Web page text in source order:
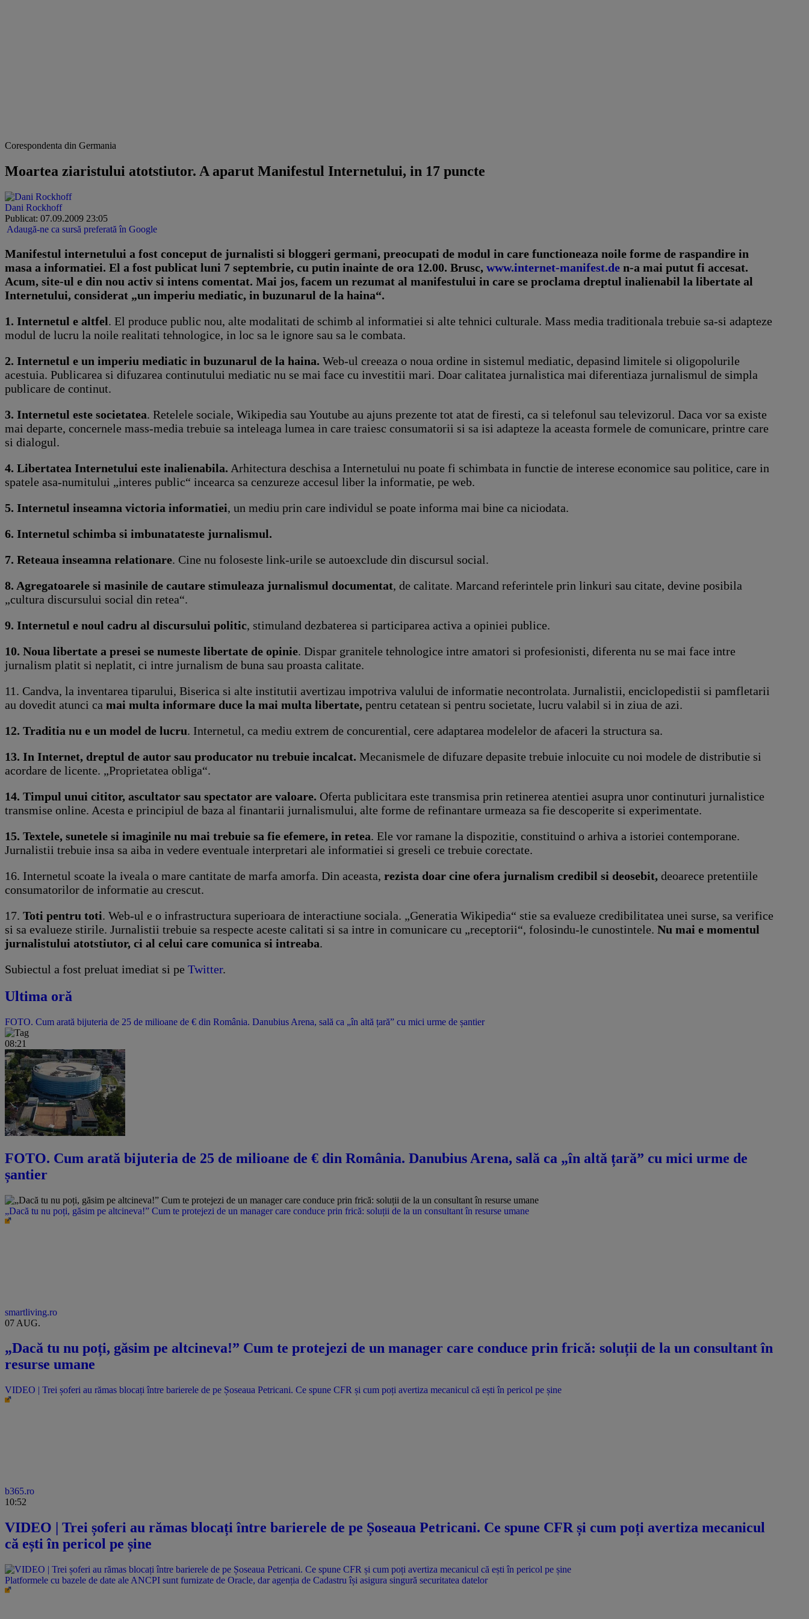
Corespondenta din Germania
Moartea ziaristului atotstiutor. A aparut Manifestul Internetului, in 17 puncte
Dani Rockhoff
Publicat: 07.09.2009 23:05
Adaugă-ne ca sursă preferată în Google
Manifestul internetului a fost conceput de jurnalisti si bloggeri germani, preocupati de modul in care functioneaza noile forme de raspandire in
masa a informatiei. El a fost publicat luni 7 septembrie, cu putin inainte de ora 12.00. Brusc, www.internet-manifest.de n-a mai putut fi accesat.
Acum, site-ul e din nou activ si intens comentat. Mai jos, facem un rezumat al manifestului in care se proclama dreptul inalienabil la libertate al
Internetului, considerat „un imperiu mediatic, in buzunarul de la haina“.
1. Internetul e altfel. El produce public nou, alte modalitati de schimb al informatiei si alte tehnici culturale. Mass media traditionala trebuie sa-si adapteze
modul de lucru la noile realitati tehnologice, in loc sa le ignore sau sa le combata.
2. Internetul e un imperiu mediatic in buzunarul de la haina. Web-ul creeaza o noua ordine in sistemul mediatic, depasind limitele si oligopolurile
acestuia. Publicarea si difuzarea continutului mediatic nu se mai face cu investitii mari. Doar calitatea jurnalistica mai diferentiaza jurnalismul de simpla
publicare de continut.
3. Internetul este societatea. Retelele sociale, Wikipedia sau Youtube au ajuns prezente tot atat de firesti, ca si telefonul sau televizorul. Daca vor sa existe
mai departe, concernele mass-media trebuie sa inteleaga lumea in care traiesc consumatorii si sa isi adapteze la aceasta formele de comunicare, printre care
si dialogul.
4. Libertatea Internetului este inalienabila. Arhitectura deschisa a Internetului nu poate fi schimbata in functie de interese economice sau politice, care in
spatele asa-numitului „interes public“ incearca sa cenzureze accesul liber la informatie, pe web.
5. Internetul inseamna victoria informatiei, un mediu prin care individul se poate informa mai bine ca niciodata.
6. Internetul schimba si imbunatateste jurnalismul.
7. Reteaua inseamna relationare. Cine nu foloseste link-urile se autoexclude din discursul social.
8. Agregatoarele si masinile de cautare stimuleaza jurnalismul documentat, de calitate. Marcand referintele prin linkuri sau citate, devine posibila
„cultura discursului social din retea“.
9. Internetul e noul cadru al discursului politic, stimuland dezbaterea si participarea activa a opiniei publice.
10. Noua libertate a presei se numeste libertate de opinie. Dispar granitele tehnologice intre amatori si profesionisti, diferenta nu se mai face intre
jurnalism platit si neplatit, ci intre jurnalism de buna sau proasta calitate.
11. Candva, la inventarea tiparului, Biserica si alte institutii avertizau impotriva valului de informatie necontrolata. Jurnalistii, enciclopedistii si pamfletarii
au dovedit atunci ca mai multa informare duce la mai multa libertate, pentru cetatean si pentru societate, lucru valabil si in ziua de azi.
12. Traditia nu e un model de lucru. Internetul, ca mediu extrem de concurential, cere adaptarea modelelor de afaceri la structura sa.
13. In Internet, dreptul de autor sau producator nu trebuie incalcat. Mecanismele de difuzare depasite trebuie inlocuite cu noi modele de distributie si
acordare de licente. „Proprietatea obliga“.
14. Timpul unui cititor, ascultator sau spectator are valoare. Oferta publicitara este transmisa prin retinerea atentiei asupra unor continuturi jurnalistice
transmise online. Acesta e principiul de baza al finantarii jurnalismului, alte forme de refinantare urmeaza sa fie descoperite si experimentate.
15. Textele, sunetele si imaginile nu mai trebuie sa fie efemere, in retea. Ele vor ramane la dispozitie, constituind o arhiva a istoriei contemporane.
Jurnalistii trebuie insa sa aiba in vedere eventuale interpretari ale informatiei si greseli ce trebuie corectate.
16. Internetul scoate la iveala o mare cantitate de marfa amorfa. Din aceasta, rezista doar cine ofera jurnalism credibil si deosebit, deoarece pretentiile
consumatorilor de informatie au crescut.
17. Toti pentru toti. Web-ul e o infrastructura superioara de interactiune sociala. „Generatia Wikipedia“ stie sa evalueze credibilitatea unei surse, sa verifice
si sa evalueze stirile. Jurnalistii trebuie sa respecte aceste calitati si sa intre in comunicare cu „receptorii“, folosindu-le cunostintele. Nu mai e momentul
jurnalistului atotstiutor, ci al celui care comunica si intreaba.
Subiectul a fost preluat imediat si pe Twitter.
Ultima oră
FOTO. Cum arată bijuteria de 25 de milioane de € din România. Danubius Arena, sală ca „în altă țară” cu mici urme de șantier
08:21
FOTO. Cum arată bijuteria de 25 de milioane de € din România. Danubius Arena, sală ca „în altă țară” cu mici urme de
șantier
„Dacă tu nu poți, găsim pe altcineva!” Cum te protejezi de un manager care conduce prin frică: soluții de la un consultant în resurse umane
smartliving.ro
07 AUG.
„Dacă tu nu poți, găsim pe altcineva!” Cum te protejezi de un manager care conduce prin frică: soluții de la un consultant în
resurse umane
VIDEO | Trei șoferi au rămas blocați între barierele de pe Șoseaua Petricani. Ce spune CFR și cum poți avertiza mecanicul că ești în pericol pe șine
b365.ro
10:52
VIDEO | Trei șoferi au rămas blocați între barierele de pe Șoseaua Petricani. Ce spune CFR și cum poți avertiza mecanicul
că ești în pericol pe șine
Platformele cu bazele de date ale ANCPI sunt furnizate de Oracle, dar agenția de Cadastru își asigura singură securitatea datelor